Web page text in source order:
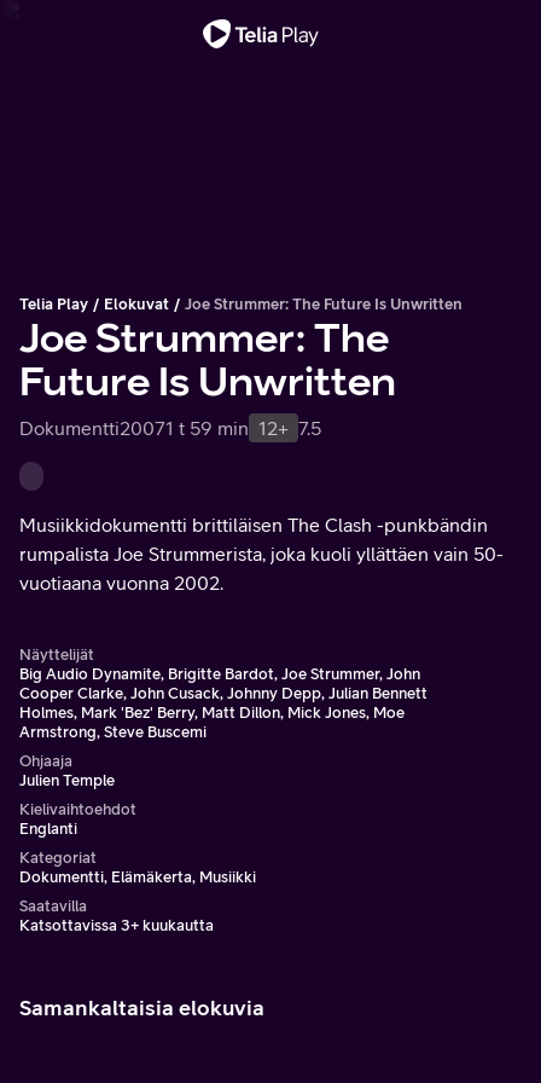
Telia Play Elokuvat Joe Strummer: The Future Is Unwritten
Joe Strummer: The
Future Is Unwritten
Dokumentti20071 t 59 min 12+ 7.5
Musiikkidokumentti brittiläisen The Clash -punkbändin
rumpalista Joe Strummerista, joka kuoli yllättäen vain 50-
vuotiaana vuonna 2002.
Näyttelijät
Big Audio Dynamite, Brigitte Bardot, Joe Strummer, John
Cooper Clarke, John Cusack, Johnny Depp, Julian Bennett
Holmes, Mark 'Bez' Berry, Matt Dillon, Mick Jones, Moe
Armstrong, Steve Buscemi
Ohjaaja
Julien Temple
Kielivaihtoehdot
Englanti
Kategoriat
Dokumentti, Elämäkerta, Musiikki
Saatavilla
Katsottavissa 3+ kuukautta
Samankaltaisia elokuvia